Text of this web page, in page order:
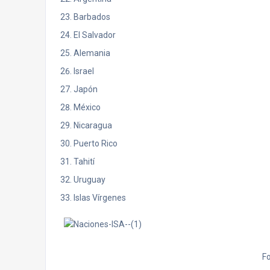
Barbados
El Salvador
Alemania
Israel
Japón
México
Nicaragua
Puerto Rico
Tahití
Uruguay
Islas Vírgenes